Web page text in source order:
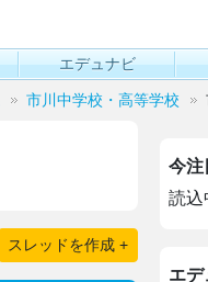
エデュナビ
市川中学校・高等学校
スレッドを作成 +
今注
読込
エデ